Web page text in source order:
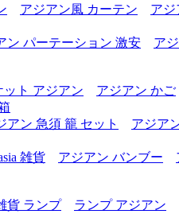
アジアン風 カーテン
アジ
ン パーテーション 激安 ア
ット アジアン
アジアン かご
アン 急須 籠 セット
アジア
雑貨 アジアン バンブー
貨 ランプ
ランプ アジアン